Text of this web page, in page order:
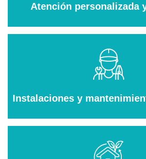
Atención personalizada
Instalaciones y